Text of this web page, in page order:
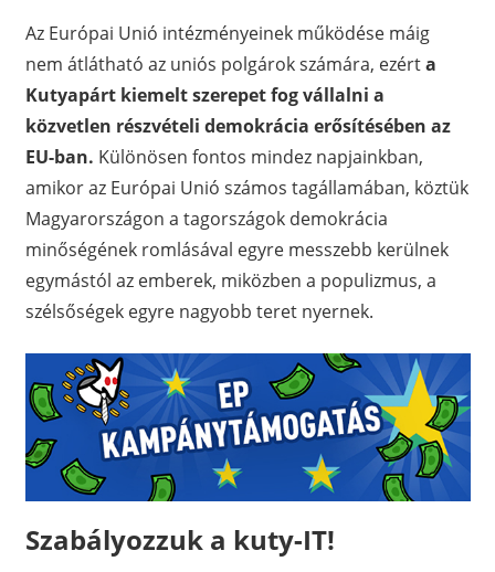
Az Európai Unió intézményeinek működése máig
nem átlátható az uniós polgárok számára, ezérta
Kutyapárt kiemelt szerepet fog vállalni a
közvetlen részvételi demokrácia erősítésében az
EU-ban. Különösen fontos mindez napjainkban,
amikor az Európai Unió számos tagállamában, köztük
Magyarországon a tagországok demokrácia
minőségének romlásával egyre messzebb kerülnek
egymástól az emberek, miközben a populizmus, a
szélsőségek egyre nagyobb teret nyernek.
Szabályozzuk a kuty-IT!